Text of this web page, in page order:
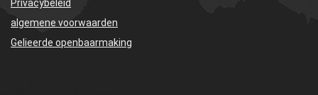
Privacybeleid
algemene voorwaarden
Gelieerde openbaarmaking